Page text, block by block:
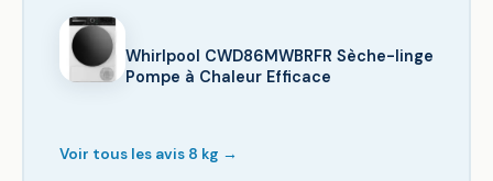
Whirlpool CWD86MWBRFR Sèche-linge
Pompe à Chaleur Efficace
Voir tous les avis 8 kg →